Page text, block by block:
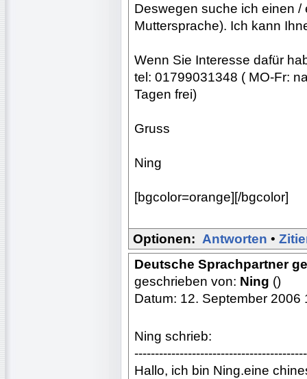
Deswegen suche ich einen
Muttersprache). Ich kann
Wenn Sie Interesse dafür
tel: 01799031348 ( MO-Fr:
Tagen frei)
Gruss
Ning
[bgcolor=orange][/bgcolor]
Optionen: Antworten •
Deutsche Sprachpartner
geschrieben von: Ning ()
Datum: 12. September 2006
Ning schrieb:
Hallo, ich bin Ning.eine